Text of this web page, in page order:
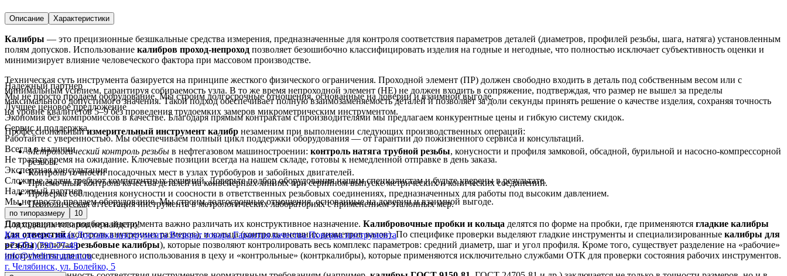
Описание Характеристики
Калибры — это прецизионные безшкальные средства измерения, предназначенные для контроля соответствия параметров деталей (диаметров, профилей резьбы, шага, натяга) установленным
полям допусков. Использование калибров проход-непроход позволяет безошибочно классифицировать изделия на годные и негодные, что полностью исключает субъективность оценки и
минимизирует влияние человеческого фактора при массовом производстве.
Техническая суть инструмента базируется на принципе жесткого физического ограничения. Проходной элемент (ПР) должен свободно входить в деталь под собственным весом или с
минимальным усилием, гарантируя собираемость узла. В то же время непроходной элемент (НЕ) не должен входить в сопряжение, подтверждая, что размер не вышел за пределы
максимального допустимого значения. Такой подход обеспечивает полную взаимозаменяемость деталей и позволяет за доли секунды принять решение о качестве изделия, сохраняя точность
на уровне квалитетов 5–9 без проведения трудоемких замеров микрометрическим инструментом.
Профессиональныйизмерительный инструмент калибр незаменим при выполнении следующих производственных операций:
Метрологический контроль резьбы в нефтегазовом машиностроении: контроль натяга трубной резьбы, конусности и профиля замковой, обсадной, бурильной и насосно-компрессорной
резьбы.
Контроль точности посадочных мест в узлах турбобуров и забойных двигателей.
Приемочный контроль качества деталей на конвейерных линиях при серийном выпуске метрических и конических соединений.
Проверка соблюдения конусности и соосности в ответственных резьбовых соединениях, предназначенных для работы под высоким давлением.
Периодическая аттестация инструмента в метрологических лабораториях с применением эталонных мер.
Для правильного подбора инструмента важно различать их конструктивное назначение. Калибровочные пробки и кольца делятся по форме на пробки, где применяются гладкие калибры
для отверстий(контроль внутренних размеров), и кольца (контроль внешних диаметров валов). По специфике проверки выделяют гладкие инструменты и специализированные калибры для
резьбы(включаярезьбовые калибры), которые позволяют контролировать весь комплекс параметров: средний диаметр, шаг и угол профиля. Кроме того, существует разделение на «рабочие»
инструменты для повседневного использования в цеху и «контрольные» (контркалибры), которые применяются исключительно службами ОТК для проверки состояния рабочих инструментов.
Надежный партнер
Мы не просто продаем оборудование. Мы строим долгосрочные отношения, основанные на доверии и взаимной выгоде.
Лучшее ценовое предложение
Экономия без компромиссов в качестве. Благодаря прямым контрактам с производителями мы предлагаем конкурентные цены и гибкую систему скидок.
Сервис и поддержка
Работайте с уверенностью. Мы обеспечиваем полный цикл поддержки оборудования — от гарантии до пожизненного сервиса и консультаций.
Всегда в наличии
Не тратьте время на ожидание. Ключевые позиции всегда на нашем складе, готовы к немедленной отправке в день заказа.
Экспертная консультация
Сложные задачи требуют компетентных решений. Доверьте подбор оборудования нашим специалистам и будьте уверены в результате.
Надежный партнер
Мы не просто продаем оборудование. Мы строим долгосрочные отношения, основанные на доверии и взаимной выгоде.
по типоразмеру 10
Подходящих товаров не найдено!
Как сделать заказДоставка инструментаВозврат товараГарантия качестваПоверка инструмента
+7 (351) 790-77-48
info@chelinstrument.ru
г. Челябинск, ул. Болейко, 5